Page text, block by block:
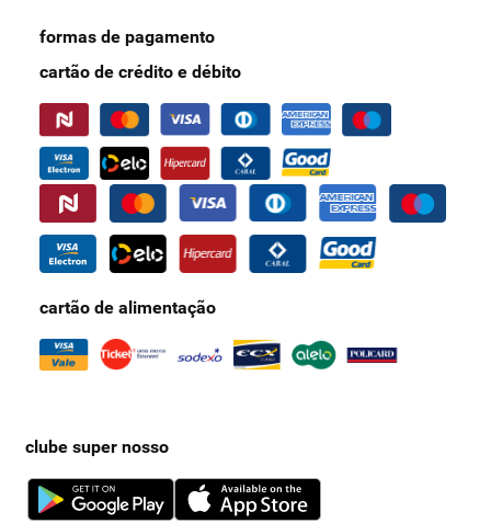
formas de pagamento
cartão de crédito e débito
cartão de alimentação
clube super nosso